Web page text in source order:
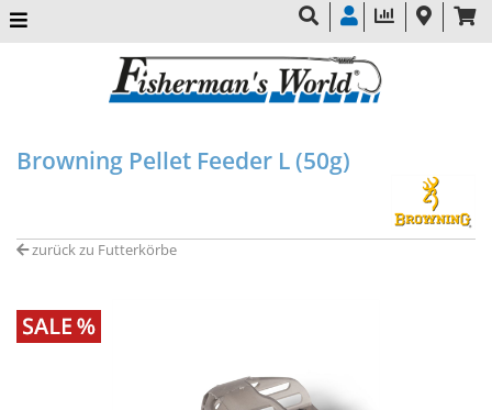
Browning Pellet Feeder L (50g)
zurück zu Futterkörbe